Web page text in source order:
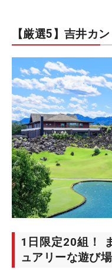
【厳選5】吉井カ
1日限定20組！
ュアリーな遊び場